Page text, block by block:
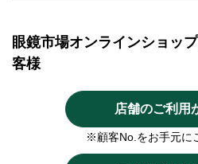
眼鏡市場オンラインショッ
客様
店舗のご利用
※顧客No.をお手元に